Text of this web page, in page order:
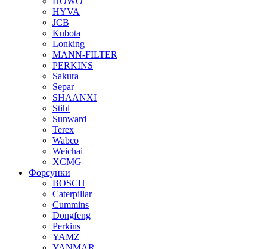
HYVA
JCB
Kubota
Lonking
MANN-FILTER
PERKINS
Sakura
Separ
SHAANXI
Stihl
Sunward
Terex
Wabco
Weichai
XCMG
Форсунки
BOSCH
Caterpillar
Cummins
Dongfeng
Perkins
YAMZ